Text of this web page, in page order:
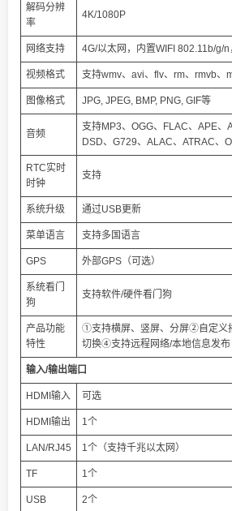
解码分辨
率
4K/1080P
网络支持 4G/以太网，内置WIFI 802.11b/g/
视频格式 支持wmv、avi、flv、rm、rmvb、
图像格式 JPG, JPEG, BMP, PNG, GIF等
音频
支持MP3、OGG、FLAC、APE、
DSD、G729、ALAC、ATRAC、
RTC实时
时钟
支持
系统升级 通过USB更新
菜单语言 支持多国语言
GPS 外部GPS（可选）
系统看门
狗
支持软件/硬件看门狗
产品功能
特性
①支持横屏、竖屏、分屏②自定义
切换④支持远程网络/本地信息发布
输入/输出端口
HDMI输入 可选
HDMI输出 1个
LAN/RJ45 1个（支持千兆以太网）
TF 1个
USB 2个